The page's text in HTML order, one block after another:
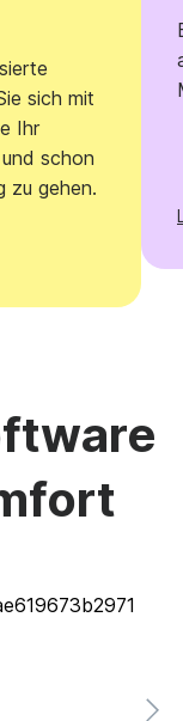
sich mit
Ihr
schon
zu gehen.